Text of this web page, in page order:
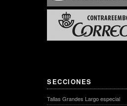
SECCIONES
Tallas Grandes Largo especial